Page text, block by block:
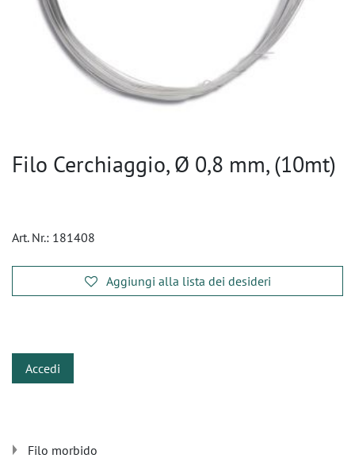
Filo Cerchiaggio, Ø 0,8 mm, (10mt)
Art. Nr.: 181408
Aggiungi alla lista dei desideri
Accedi
Filo morbido